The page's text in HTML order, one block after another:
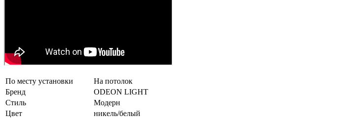
По месту установки
На потолок
Бренд
ODEON LIGHT
Стиль
Модерн
Цвет
никель/белый